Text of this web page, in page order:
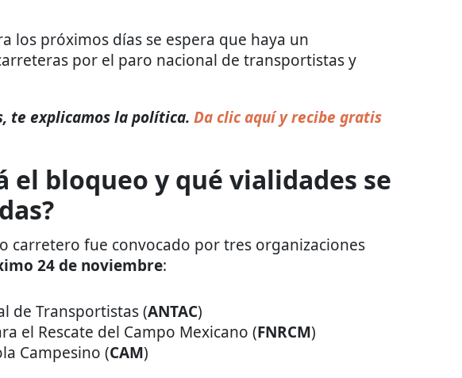
los próximos días se espera que haya un
por el paro nacional de transportistas y
te explicamos la política. Da clic aquí y recibe gratis
el bloqueo y qué vialidades se
carretero fue convocado por tres organizaciones
24 de noviembre:
de Transportistas (ANTAC)
el Rescate del Campo Mexicano (FNRCM)
Campesino (CAM)